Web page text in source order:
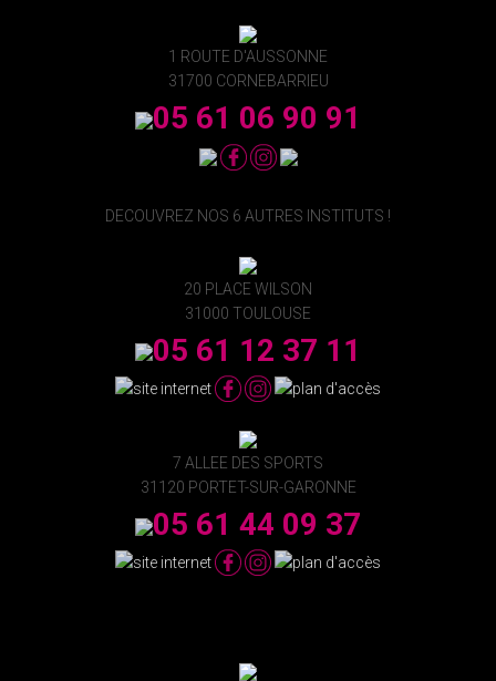
1 ROUTE D'AUSSONNE
31700 CORNEBARRIEU
05 61 06 90 91
DECOUVREZ NOS 6 AUTRES INSTITUTS !
20 PLACE WILSON
31000 TOULOUSE
05 61 12 37 11
7 ALLEE DES SPORTS
31120 PORTET-SUR-GARONNE
05 61 44 09 37